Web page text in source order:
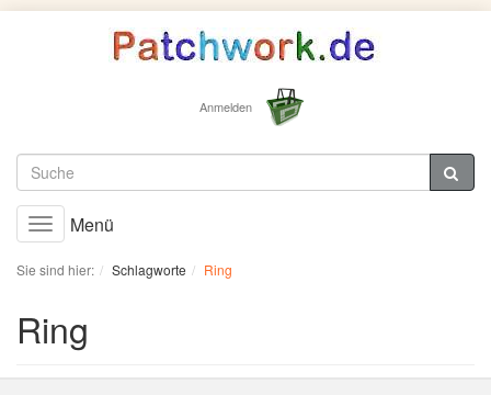
Anmelden
Toggle
navigation
Menü
Sie sind hier: Schlagworte Ring
Ring